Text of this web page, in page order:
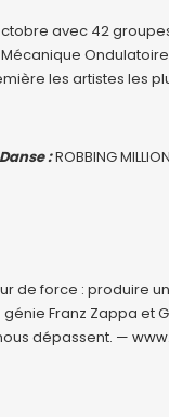
avec 42
les artistes les
:ROBBING
de force :
Franz Zappa
dépassent. —